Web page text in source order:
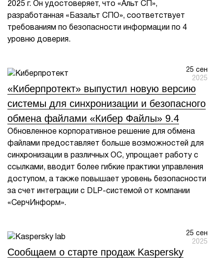
2025 г. Он удостоверяет, что «Альт СП»,
разработанная «Базальт СПО», соответствует
требованиям по безопасности информации по 4
уровню доверия.
25 сен
2025
«Киберпротект» выпустил новую версию
системы для синхронизации и безопасного
обмена файлами «Кибер Файлы» 9.4
Обновленное корпоративное решение для обмена
файлами предоставляет больше возможностей для
синхронизации в различных ОС, упрощает работу с
ссылками, вводит более гибкие практики управления
доступом, а также повышает уровень безопасности
за счет интеграции с DLP-системой от компании
«СерчИнформ».
25 сен
2025
Сообщаем о старте продаж Kaspersky